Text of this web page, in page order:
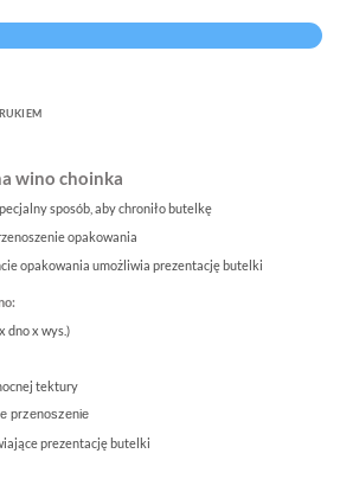
wino choinka
sposób, aby chroniło butelkę
opakowania
opakowania umożliwia prezentację butelki
dno x wys.)
tektury
przenoszenie
prezentację butelki